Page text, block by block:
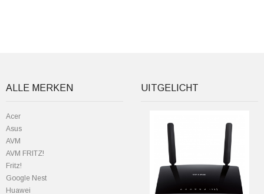
ALLE MERKEN
Acer
Asus
AVM
AVM FRITZ!
Fritz!
Google Nest
Huawei
UITGELICHT